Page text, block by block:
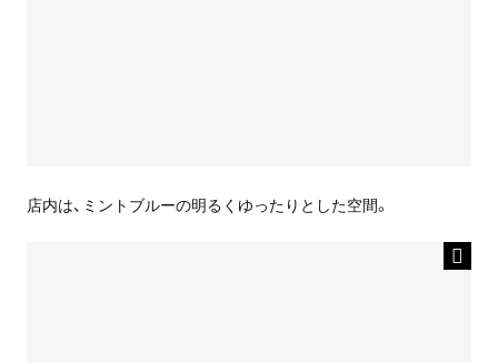
店内は、ミントブルーの明るくゆったりとした空間。